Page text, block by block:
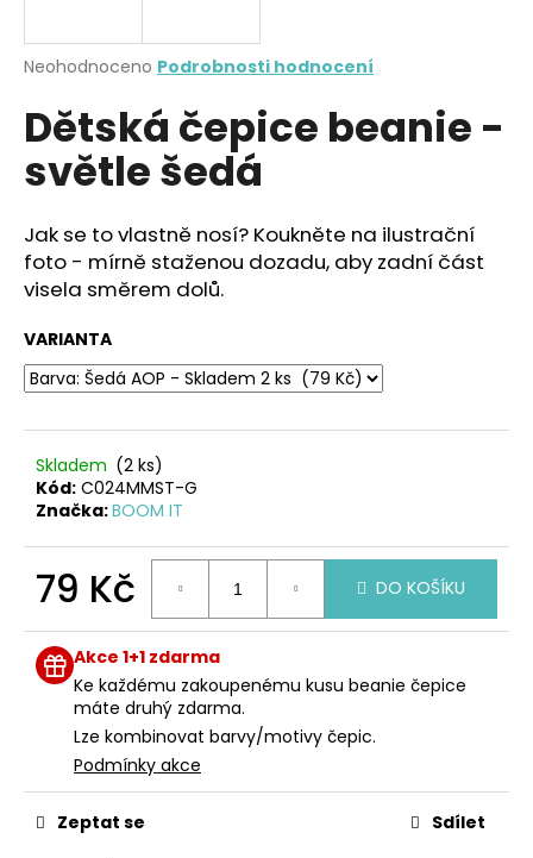
Průměrné
produktu
je
z
hvězdiček.
Neohodnoceno Podrobnosti hodnocení
Dětská čepice beanie -
světle šedá
Jak se to vlastně nosí? Koukněte na ilustrační
foto - mírně staženou dozadu, aby zadní část
visela směrem dolů.
VARIANTA
Skladem (2 ks)
Kód: C024MMST-G
Značka:BOOM IT
79 Kč
cena:
DO KOŠÍKU
Akce 1+1 zdarma
Ke každému zakoupenému kusu beanie čepice
máte druhý zdarma.
Lze kombinovat barvy/motivy čepic.
Podmínky akce
Zeptat se Sdílet
j
t
?
HLEDAT
D
p
o
u
m
e
PÁNSKÉ
BOXERKY,
2PACK
-
ČERNÁ